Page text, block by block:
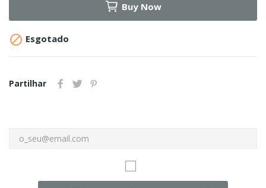
Buy Now
 Esgotado
Partilhar